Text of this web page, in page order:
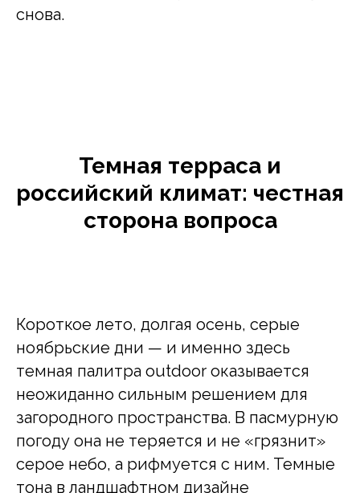
снова.
Темная терраса и
российский климат: честная
сторона вопроса
Короткое лето, долгая осень, серые
ноябрьские дни — и именно здесь
темная палитра outdoor оказывается
неожиданно сильным решением для
загородного пространства. В пасмурную
погоду она не теряется и не «грязнит»
серое небо, а рифмуется с ним. Темные
тона в ландшафтном дизайне